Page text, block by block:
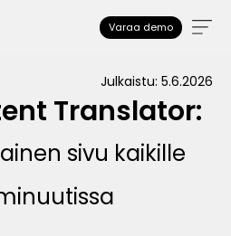
Varaa demo
Julkaistu: 5.6.2026
Translator:
sivu kaikille